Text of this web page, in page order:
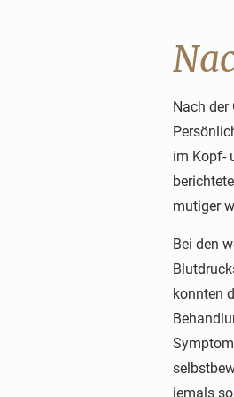
Nach
im Kopf-
mutiger
Bei den
konnten
jemals